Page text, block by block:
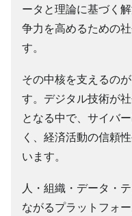
ータと理論に基づく
争力を高めるための
す。
その中核を支えるの
す。デジタル技術が
となる中で、サイバ
く、経済活動の信頼
います。
人・組織・データ・
ながるプラットフォ